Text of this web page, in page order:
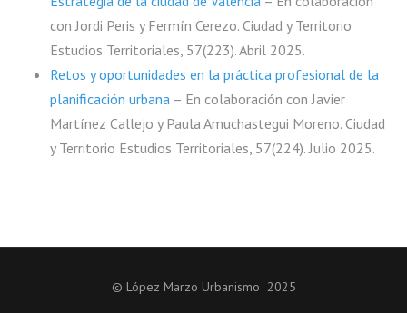
con Jordi Peris y Fermín Cerezo. Ciudad y Territorio
Estudios Territoriales, 57(223). Abril 2025.
Retos y oportunidades en la práctica profesional de la
planificación urbana – En colaboración con Javier
Martínez Callejo y Paula Amuchastegui Moreno. Ciudad
y Territorio Estudios Territoriales, 57(224). Julio 2025.
© López Marzo Urbanismo 2025